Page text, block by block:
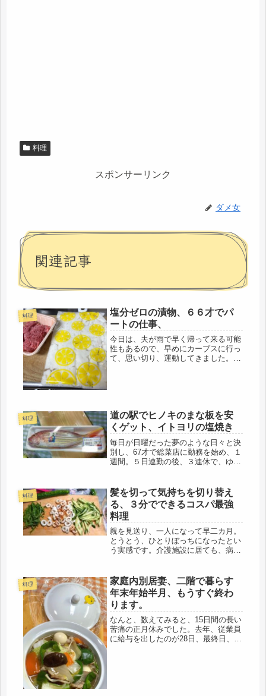
料理
スポンサーリンク
ダメ女
関連記事
料理
塩分ゼロの漬物、６６才でパ
ートの仕事、
今日は、夫が雨で早く帰って来る可能
性もあるので、早めにカーブスに行っ
て、思い切り、運動してきました。と
料理
道の駅でヒノキのまな板を安
くゲット、イトヨリの塩焼き
毎日が日曜だった夢のような日々と決
別し、67才で総菜店に勤務を始め、１
週間。５日連勤の後、３連休で、ゆっ
なり、（救急車は呼ばず）人生初のケ
ガも、友人達の暖かい心使いで、乗
り...
料理
髪を切って気持ちを切り替え
る、３分でできるコスパ最強
料理
親を見送り、一人になって早二カ月。
とうとう、ひとりぼっちになったとい
う実感です。介護施設に居ても、病院
もう母にプレゼントも出来ないし、今
も、毎日、「ああ、この料理を食べて
ほ...
料理
家庭内別居妻、二階で暮らす
年末年始半月、もうすぐ終わ
ります。
なんと、数えてみると、15日間の長い
苦痛の正月休みでした。去年、従業員
に給与を出したのが28日、最終日、そ